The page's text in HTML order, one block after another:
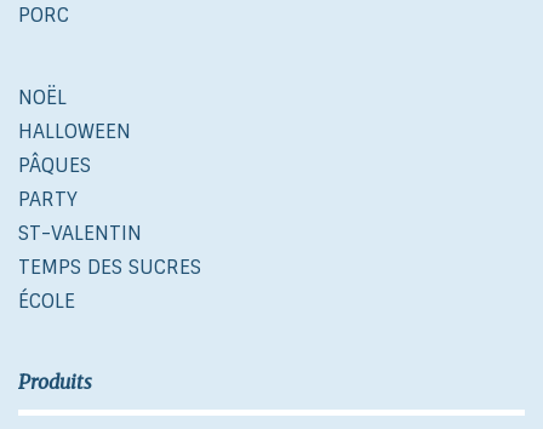
PORC
NOËL
HALLOWEEN
PÂQUES
PARTY
ST-VALENTIN
TEMPS DES SUCRES
ÉCOLE
Produits